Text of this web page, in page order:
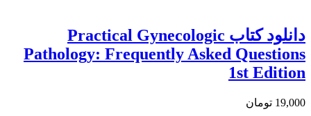
دانلود کتاب Practical Gynecologic
Pathology: Frequently Asked Questions
1st Edition
19,000 تومان